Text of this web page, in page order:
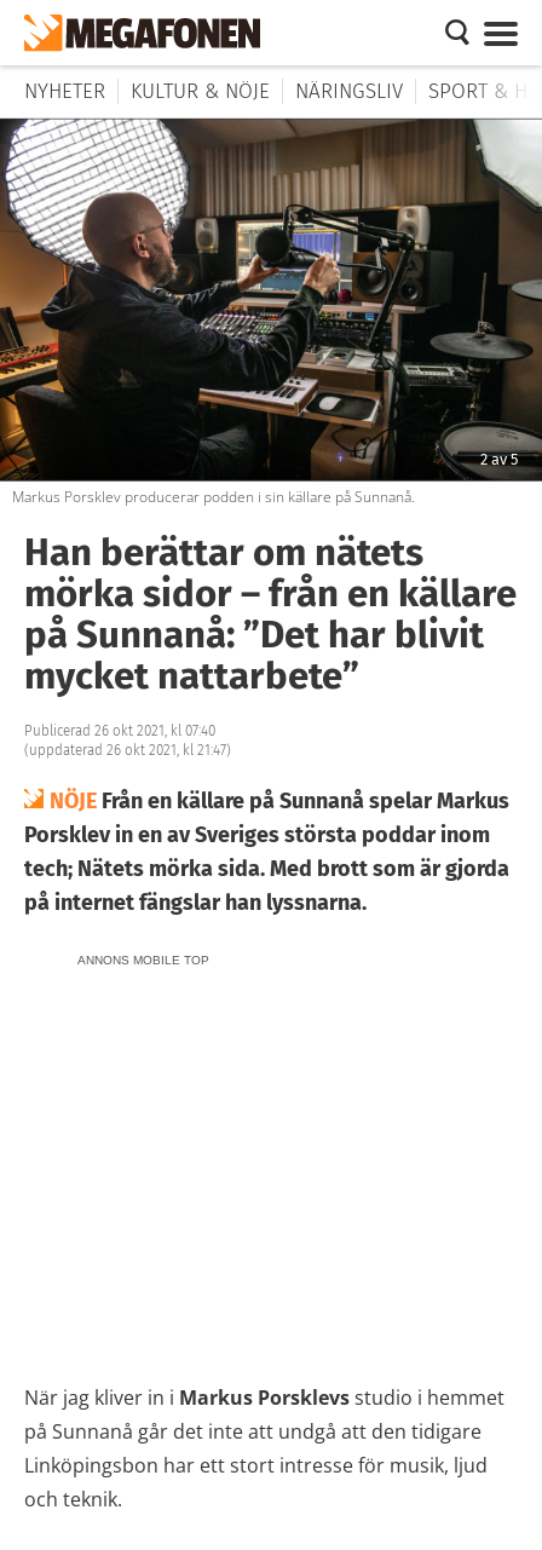
NYHETER KULTUR & NÖJE NÄRINGSLIV SPORT &
2av5
Markus Porsklev producerar podden i sin källare på Sunnanå.
Han berättar om nätets
mörka sidor – från en källare
på Sunnanå: ”Det har blivit
mycket nattarbete”
Publicerad 26 okt 2021, kl 07:40
(uppdaterad 26 okt 2021, kl 21:47)
NÖJE Från en källare på Sunnanå spelar Markus
Porsklev in en av Sveriges största poddar inom
tech; Nätets mörka sida. Med brott som är gjorda
på internet fängslar han lyssnarna.
ANNONS MOBILE TOP
När jag kliver in i Markus Porsklevsstudio i hemmet
på Sunnanå går det inte att undgå att den tidigare
Linköpingsbon har ett stort intresse för musik, ljud
och teknik.